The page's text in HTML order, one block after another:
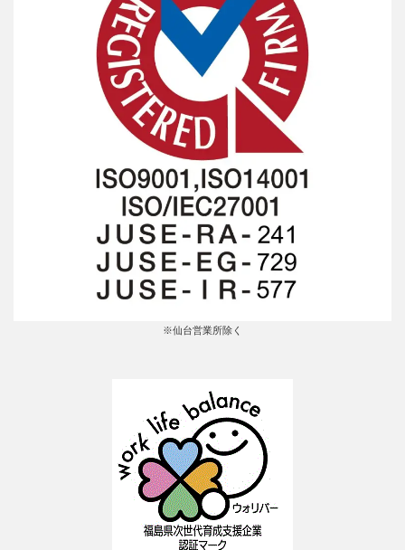
※仙台営業所除く